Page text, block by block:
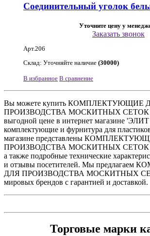
Соединительный уголок
Уточните цену у
Заказать звонок
Арт.206
Склад: Уточняйте наличие (30000)
В избранное В сравнение
Вы можете купить КОМПЛЕКТУЮЩИЕ
ПРОИЗВОДСТВА МОСКИТНЫХ СЕТОК
выгодной цене в интернет магазине
комплектующие и фурнитура для
магазине представлены
ПРОИЗВОДСТВА МОСКИТНЫХ СЕТОК
а также подробные технические
и отзывы посетителей. Мы
ДЛЯ ПРОИЗВОДСТВА МОСКИТНЫХ
мировых брендов с гарантией и доставкой.
Торговые марки